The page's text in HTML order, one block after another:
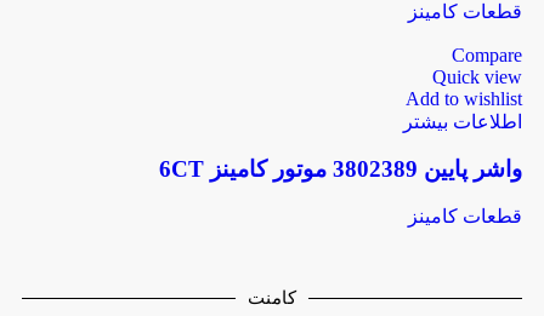
قطعات کامینز
Compare
Quick view
Add to wishlist
اطلاعات بیشتر
واشر پایین 3802389 موتور کامینز 6CT
قطعات کامینز
کامنت